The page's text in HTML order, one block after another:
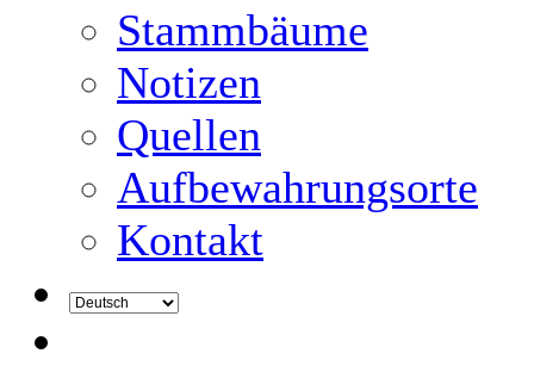
Stammbäume
Notizen
Quellen
Aufbewahrungsorte
Kontakt